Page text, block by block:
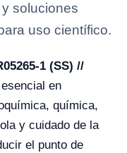
soluciones
uso científico.
1 (SS) //
en
química,
y cuidado de la
el punto de